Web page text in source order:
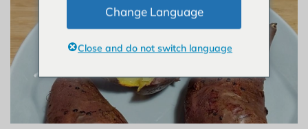
Change Language
Close and do not switch language